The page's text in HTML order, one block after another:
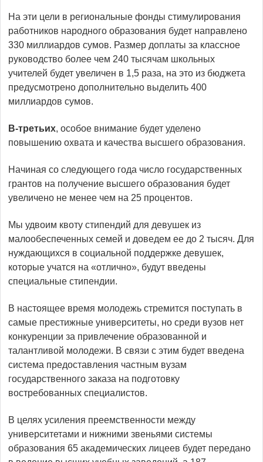
На эти цели в региональные фонды стимулирования
работников народного образования будет направлено
330 миллиардов сумов. Размер доплаты за классное
руководство более чем 240 тысячам школьных
учителей будет увеличен в 1,5 раза, на это из бюджета
предусмотрено дополнительно выделить 400
миллиардов сумов.
В-третьих, особое внимание будет уделено
повышению охвата и качества высшего образования.
Начиная со следующего года число государственных
грантов на получение высшего образования будет
увеличено не менее чем на 25 процентов.
Мы удвоим квоту стипендий для девушек из
малообеспеченных семей и доведем ее до 2 тысяч. Для
нуждающихся в социальной поддержке девушек,
которые учатся на «отлично», будут введены
специальные стипендии.
В настоящее время молодежь стремится поступать в
самые престижные университеты, но среди вузов нет
конкуренции за привлечение образованной и
талантливой молодежи. В связи с этим будет введена
система предоставления частным вузам
государственного заказа на подготовку
востребованных специалистов.
В целях усиления преемственности между
университетами и нижними звеньями системы
образования 65 академических лицеев будет передано